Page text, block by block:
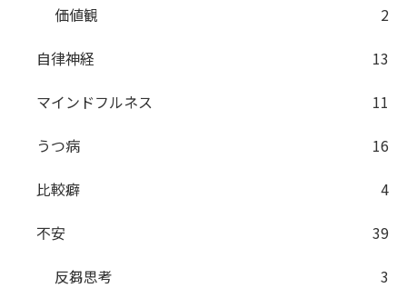
価値観
2
自律神経
13
マインドフルネス
11
うつ病
16
比較癖
4
不安
39
反芻思考
3